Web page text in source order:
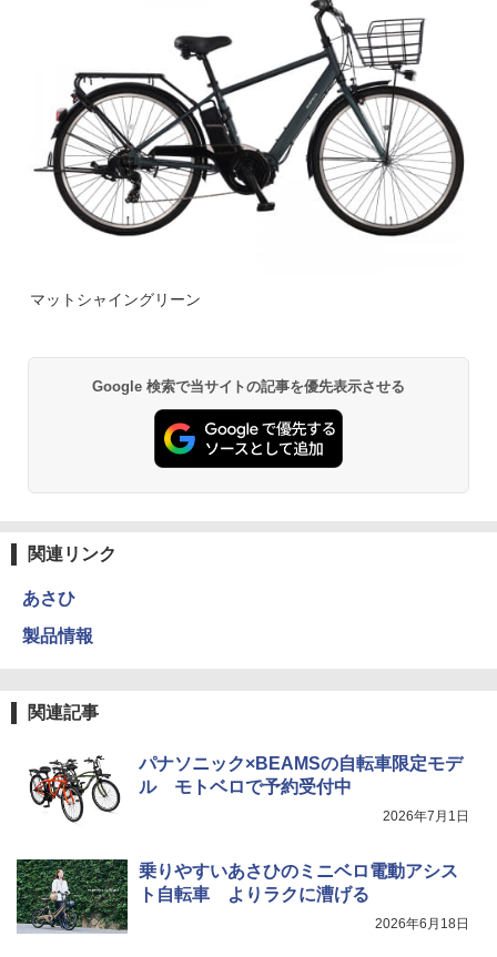
マットシャイングリーン
Google 検索で当サイトの記事を優先表示させる
関連リンク
あさひ
製品情報
関連記事
パナソニック×BEAMSの自転車限定モデ
ル モトベロで予約受付中
2026年7月1日
乗りやすいあさひのミニベロ電動アシス
ト自転車 よりラクに漕げる
2026年6月18日